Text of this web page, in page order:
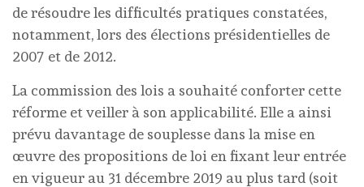
de résoudre les difficultés pratiques constatées,
notamment, lors des élections présidentielles de
2007 et de 2012.
La commission des lois a souhaité conforter cette
réforme et veiller à son applicabilité. Elle a ainsi
prévu davantage de souplesse dans la mise en
œuvre des propositions de loi en fixant leur entrée
en vigueur au 31 décembre 2019 au plus tard (soit